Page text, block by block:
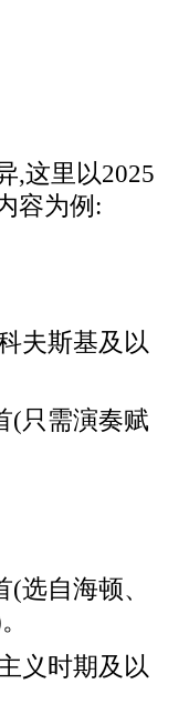
,这里以2025
容为例:
夫斯基及以
(只需演奏赋
选自海顿、
义时期及以